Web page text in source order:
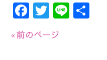
Facebook
Twitter
Line
« 前のページ